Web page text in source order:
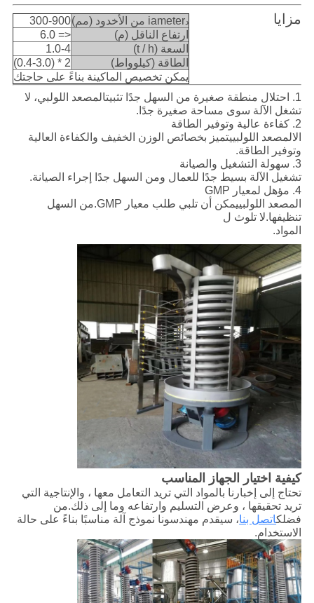
دiameter من الأخدود (مم)
300-900
ارتفاع الناقل (م)
<= 6.0
السعة (t / h)
1.0-4
الطاقة (كيلوواط)
2 * (0.4-3.0)
يمكن تخصيص الماكينة بناءً على حاجتك
مزايا
1. احتلال منطقة صغيرة من السهل جدًا تثبيت المصعد اللولبي، لا
تشغل الآلة سوى مساحة صغيرة جدًا.
2. كفاءة عالية وتوفير الطاقة
الالمصعد اللولبييتميز بخصائص الوزن الخفيف والكفاءة العالية
وتوفير الطاقة.
3. سهولة التشغيل والصيانة
تشغيل الآلة بسيط جدًا للعمال ومن السهل جدًا إجراء الصيانة.
4. مؤهل لمعيار GMP
المصعد اللولبي
يمكن أن تلبي طلب معيار GMP.من السهل
تنظيفها.لا تلوث ل
المواد.
كيفية اختيار الجهاز المناسب
تحتاج إلى إخبارنا بالمواد التي تريد التعامل معها ، والإنتاجية التي
تريد تحقيقها ، وعرض التسليم وارتفاعه وما إلى ذلك.من
فضلكاتصل بنا، سيقدم مهندسونا نموذج آلة مناسبًا بناءً على حالة
الاستخدام.